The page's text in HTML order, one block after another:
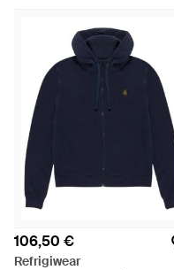
106,50 €
Refrigiwear